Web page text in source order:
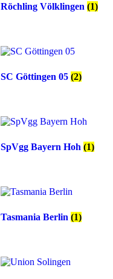
Röchling Völklingen(1)
SC Göttingen 05(2)
SpVgg Bayern Hoh(1)
Tasmania Berlin(1)